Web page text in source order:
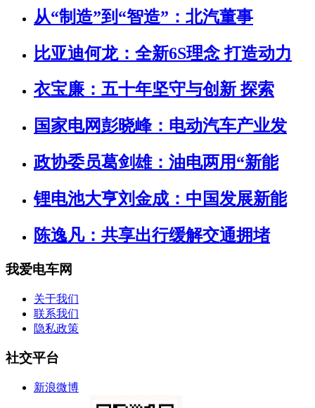
从“制造”到“智造”：北汽董事
比亚迪何龙：全新6S理念 打造动力
衣宝廉：五十年坚守与创新 探索
国家电网彭晓峰：电动汽车产业发
政协委员葛剑雄：油电两用“新能
锂电池大亨刘金成：中国发展新能
陈逸凡：共享出行缓解交通拥堵
我爱电车网
关于我们
联系我们
隐私政策
社交平台
新浪微博